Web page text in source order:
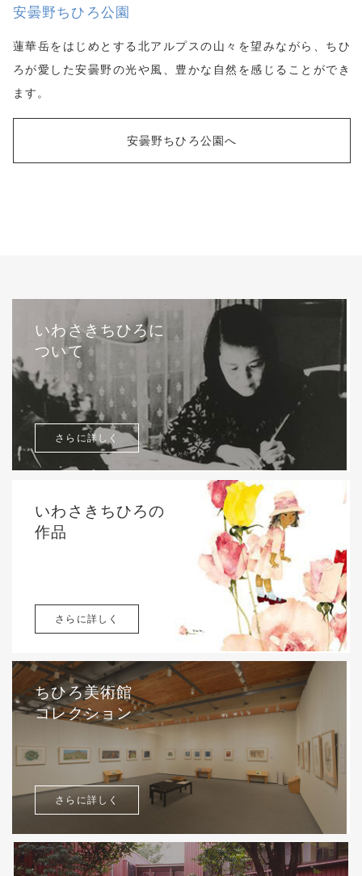
安曇野ちひろ公園
蓮華岳をはじめとする北アルプスの山々を望みながら、ちひ
ろが愛した安曇野の光や風、豊かな自然を感じることができ
ます。
安曇野ちひろ公園へ
いわさきちひろに
ついて
さらに詳しく
いわさきちひろの
作品
さらに詳しく
ちひろ美術館
コレクション
さらに詳しく